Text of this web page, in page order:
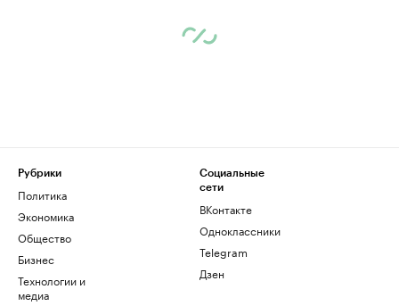
Рубрики
Политика
Экономика
Общество
Бизнес
Технологии и
медиа
Социальные
сети
ВКонтакте
Одноклассники
Telegram
Дзен